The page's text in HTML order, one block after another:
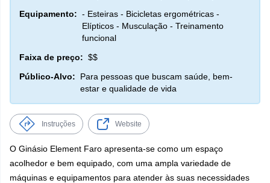
Equipamento: - Esteiras - Bicicletas ergométricas -
Elípticos - Musculação - Treinamento
funcional
Faixa de preço: $$
Público-Alvo:
Para pessoas que buscam saúde, bem-
estar e qualidade de vida
Instruções Website
O Ginásio Element Faro apresenta-se como um espaço
acolhedor e bem equipado, com uma ampla variedade de
máquinas e equipamentos para atender às suas necessidades